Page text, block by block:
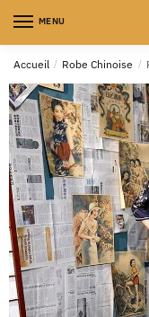
MENU
Accueil / Robe Chinoise /